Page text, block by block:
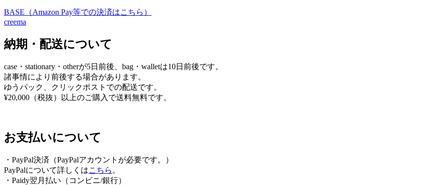
の
ペ
ー
送
り
BASE（Amazon Pay等での決済はこちら）
creema
納期・配送について
case・stationary・otherが5日前後、bag・walletは10日前後です。
諸事情により前後する場合があります。
ゆうパック、クリックポストでの配送です。
¥20,000（税抜）以上のご購入で送料無料です。
お支払いについて
・PayPal決済（PayPalアカウントが必要です。）
PayPalについて詳しくはこちら 。
・Paidy翌⽉払い（コンビニ/銀⾏）